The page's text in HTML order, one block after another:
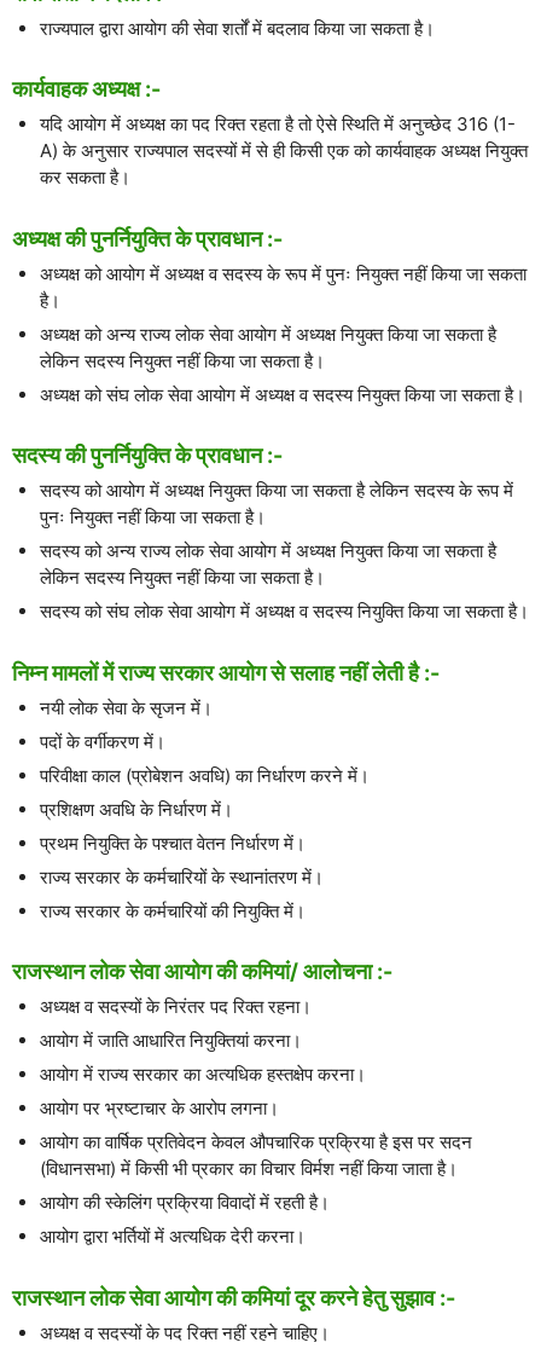
राज्यपाल द्वारा आयोग की सेवा शर्तों में बदलाव किया जा सकता है।
कार्यवाहक अध्यक्ष :-
यदि आयोग में अध्यक्ष का पद रिक्त रहता है तो ऐसे स्थिति में अनुच्छेद 316 (1-
A) के अनुसार राज्यपाल सदस्यों में से ही किसी एक को कार्यवाहक अध्यक्ष नियुक्त
कर सकता है।
अध्यक्ष की पुनर्नियुक्ति के प्रावधान :-
अध्यक्ष को आयोग में अध्यक्ष व सदस्य के रूप में पुनः नियुक्त नहीं किया जा सकता
है।
अध्यक्ष को अन्य राज्य लोक सेवा आयोग में अध्यक्ष नियुक्त किया जा सकता है
लेकिन सदस्य नियुक्त नहीं किया जा सकता है।
अध्यक्ष को संघ लोक सेवा आयोग में अध्यक्ष व सदस्य नियुक्त किया जा सकता है।
सदस्य की पुनर्नियुक्ति के प्रावधान :-
सदस्य को आयोग में अध्यक्ष नियुक्त किया जा सकता है लेकिन सदस्य के रूप में
पुनः नियुक्त नहीं किया जा सकता है।
सदस्य को अन्य राज्य लोक सेवा आयोग में अध्यक्ष नियुक्त किया जा सकता है
लेकिन सदस्य नियुक्त नहीं किया जा सकता है।
सदस्य को संघ लोक सेवा आयोग में अध्यक्ष व सदस्य नियुक्ति किया जा सकता है।
निम्न मामलों में राज्य सरकार आयोग से सलाह नहीं लेती है :-
नयी लोक सेवा के सृजन में।
पदों के वर्गीकरण में।
परिवीक्षा काल (प्रोबेशन अवधि) का निर्धारण करने में।
प्रशिक्षण अवधि के निर्धारण में।
प्रथम नियुक्ति के पश्चात वेतन निर्धारण में।
राज्य सरकार के कर्मचारियों के स्थानांतरण में।
राज्य सरकार के कर्मचारियों की नियुक्ति में।
राजस्थान लोक सेवा आयोग की कमियां/ आलोचना :-
अध्यक्ष व सदस्यों के निरंतर पद रिक्त रहना।
आयोग में जाति आधारित नियुक्तियां करना।
आयोग में राज्य सरकार का अत्यधिक हस्तक्षेप करना।
आयोग पर भ्रष्टाचार के आरोप लगना।
आयोग का वार्षिक प्रतिवेदन केवल औपचारिक प्रक्रिया है इस पर सदन
(विधानसभा) में किसी भी प्रकार का विचार विर्मश नहीं किया जाता है।
आयोग की स्केलिंग प्रक्रिया विवादों में रहती है।
आयोग द्वारा भर्तियों में अत्यधिक देरी करना।
राजस्थान लोक सेवा आयोग की कमियां दूर करने हेतु सुझाव :-
अध्यक्ष व सदस्यों के पद रिक्त नहीं रहने चाहिए।